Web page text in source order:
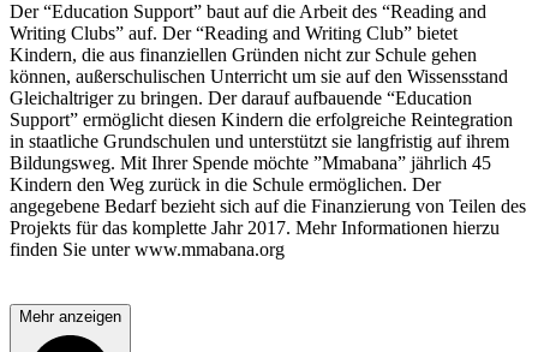
Der “Education Support” baut auf die Arbeit des “Reading and
Writing Clubs” auf. Der “Reading and Writing Club” bietet
Kindern, die aus finanziellen Gründen nicht zur Schule gehen
können, außerschulischen Unterricht um sie auf den Wissensstand
Gleichaltriger zu bringen. Der darauf aufbauende “Education
Support” ermöglicht diesen Kindern die erfolgreiche Reintegration
in staatliche Grundschulen und unterstützt sie langfristig auf ihrem
Bildungsweg. Mit Ihrer Spende möchte ”Mmabana” jährlich 45
Kindern den Weg zurück in die Schule ermöglichen. Der
angegebene Bedarf bezieht sich auf die Finanzierung von Teilen des
Projekts für das komplette Jahr 2017. Mehr Informationen hierzu
finden Sie unter www.mmabana.org
Mehr anzeigen